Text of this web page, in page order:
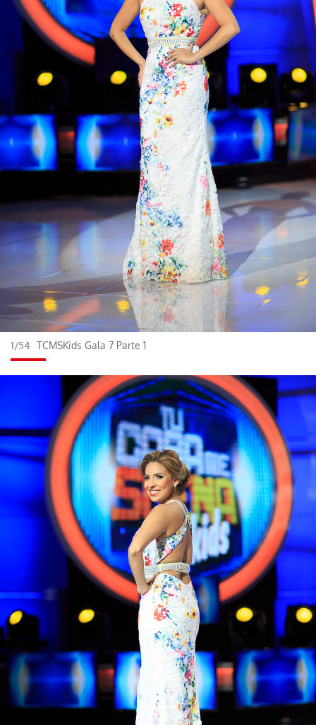
1/54 TCMSKids Gala 7 Parte 1